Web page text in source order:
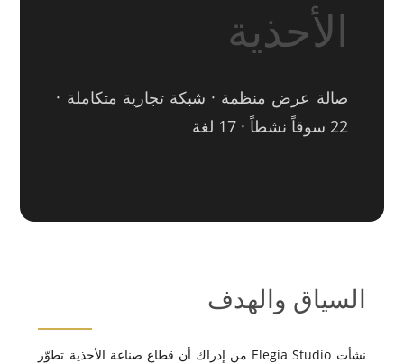
الأحذية
صالة عرض منظمة · شبكة تجارية متكاملة ·
22 سوقاً نشطاً · 17 لغة
السياق والهدف
نشأت Elegia Studio من إدراك أن قطاع صناعة الأحذية تطوّر